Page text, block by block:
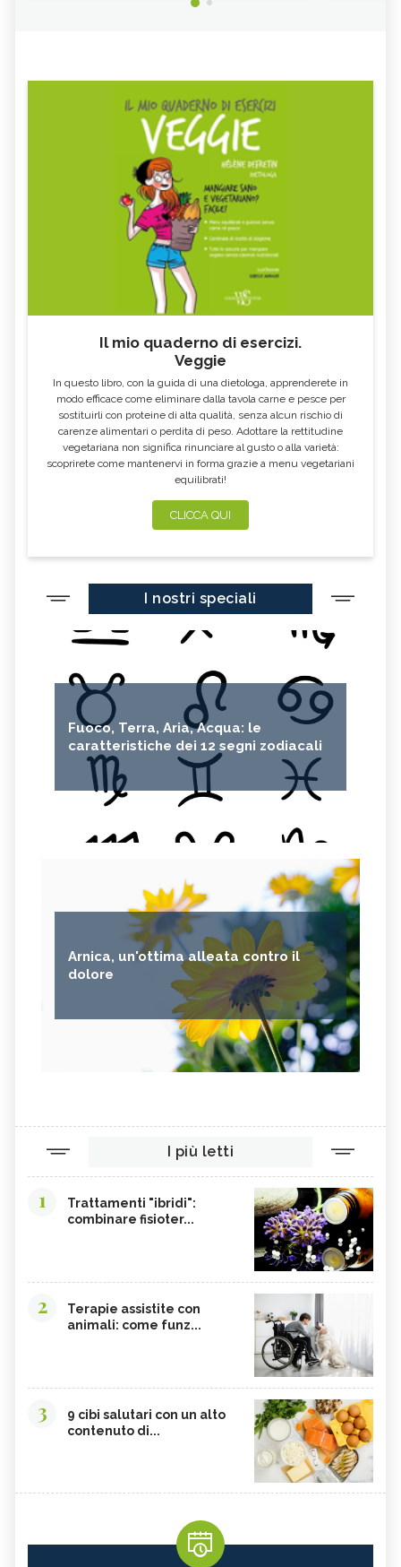
Il mio quaderno di esercizi.
Veggie
In questo libro, con la guida di una dietologa, apprenderete in
modo efficace come eliminare dalla tavola carne e pesce per
sostituirli con proteine di alta qualità, senza alcun rischio di
carenze alimentari o perdita di peso. Adottare la rettitudine
vegetariana non significa rinunciare al gusto o alla varietà:
scoprirete come mantenervi in forma grazie a menu vegetariani
equilibrati!
CLICCA QUI
I nostri speciali
Fuoco, Terra, Aria, Acqua: le
caratteristiche dei 12 segni zodiacali
Arnica, un'ottima alleata contro il
dolore
I più letti
1
Trattamenti "ibridi":
combinare fisioter...
2
Terapie assistite con
animali: come funz...
3
9 cibi salutari con un alto
contenuto di...